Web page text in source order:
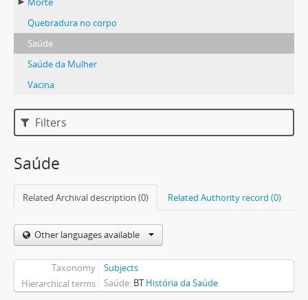
Quebradura no corpo
Saúde
Saúde da Mulher
Vacina
Filters
Saúde
Related Archival description (0) Related Authority record (0)
Other languages available
Taxonomy
Subjects
Hierarchical terms
Saúde BT História da Saúde